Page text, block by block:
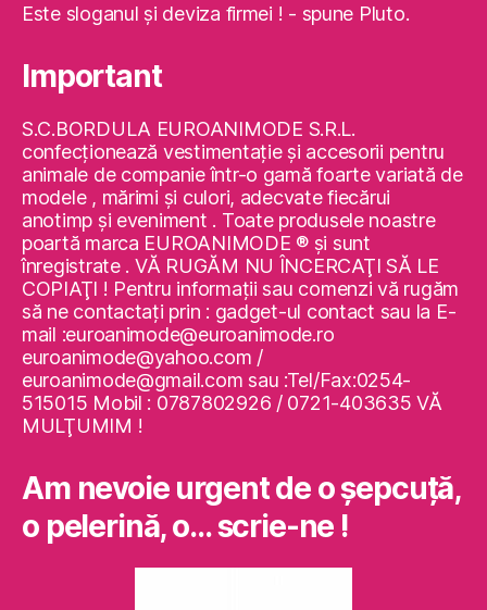
Este sloganul şi deviza firmei ! - spune Pluto.
Important
S.C.BORDULA EUROANIMODE S.R.L.
confecţionează vestimentaţie şi accesorii pentru
animale de companie într-o gamă foarte variată de
modele , mărimi şi culori, adecvate fiecărui
anotimp şi eveniment . Toate produsele noastre
poartă marca EUROANIMODE ® şi sunt
înregistrate . VĂ RUGĂM NU ÎNCERCAŢI SĂ LE
COPIAŢI ! Pentru informaţii sau comenzi vă rugăm
să ne contactaţi prin : gadget-ul contact sau la E-
mail :euroanimode@euroanimode.ro
euroanimode@yahoo.com /
euroanimode@gmail.com sau :Tel/Fax:0254-
515015 Mobil : 0787802926 / 0721-403635 VĂ
MULŢUMIM !
Am nevoie urgent de o şepcuţă,
o pelerină, o… scrie-ne !